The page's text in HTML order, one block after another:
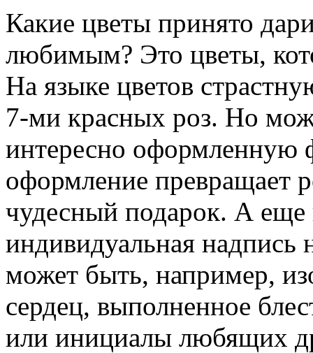
Какие цветы принято
любимым? Это цветы,
На языке цветов
7-ми красных роз. Но
интересно оформленную
оформление превращает
чудесный подарок. А еще
индивидуальная надпись
может быть, например,
сердец, выполненное
или инициалы любящих